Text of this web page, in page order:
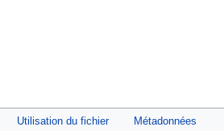
Utilisation du fichier Métadonnées